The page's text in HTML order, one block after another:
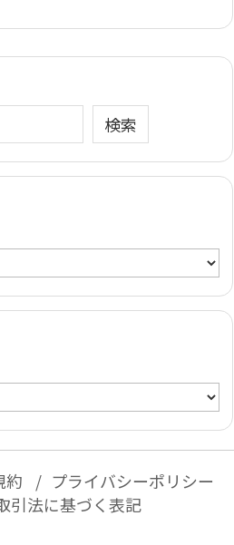
検索
約
プライバシーポリシー
引法に基づく表記